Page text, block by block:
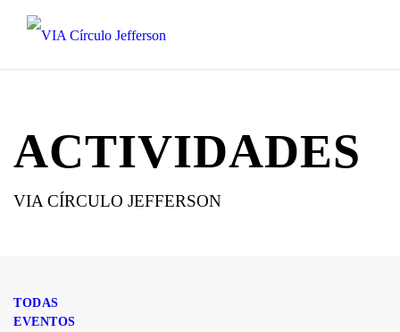
ACTIVIDADES
VIA CÍRCULO JEFFERSON
TODAS
EVENTOS